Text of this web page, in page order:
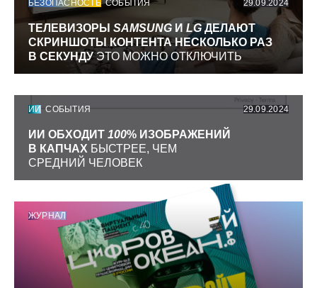
БЕЗОПАСНОСТЬ СОБЫТИЯ 29.09.2024
ТЕЛЕВИЗОРЫ SAMSUNG И LGДЕЛАЮТ
СКРИНШОТЫ КОНТЕНТА НЕСКОЛЬКО РАЗ
В СЕКУНДУЭТО МОЖНО ОТКЛЮЧИТЬ
ИИ СОБЫТИЯ 29.09.2024
ИИ ОБХОДИТ 100% ИЗОБРАЖЕНИЙ
В КАПЧАХ БЫСТРЕЕ, ЧЕМ
СРЕДНИЙ ЧЕЛОВЕК
ЖУРНАЛ